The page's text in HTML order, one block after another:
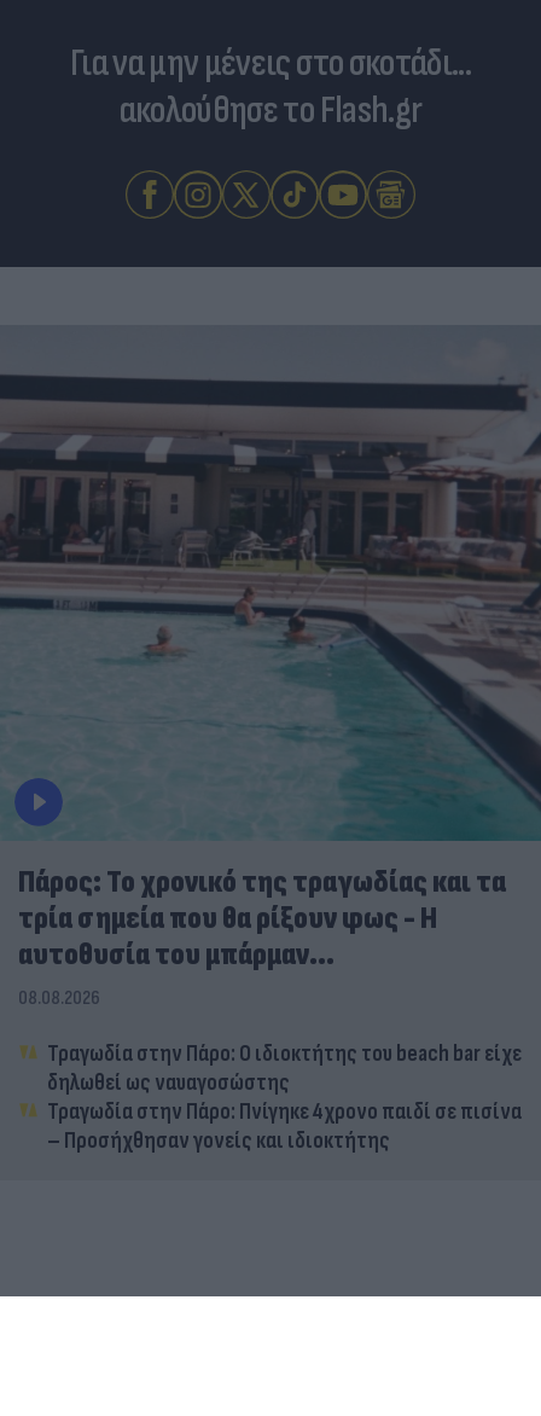
Για να μην μένεις στο σκοτάδι...
ακολούθησε το Flash.gr
Πάρος: Το χρονικό της τραγωδίας και τα
τρία σημεία που θα ρίξουν φως - Η
αυτοθυσία του μπάρμαν...
08.08.2026
Τραγωδία στην Πάρο: Ο ιδιοκτήτης του beach bar είχε
δηλωθεί ως ναυαγοσώστης
Τραγωδία στην Πάρο: Πνίγηκε 4χρονο παιδί σε πισίνα
– Προσήχθησαν γονείς και ιδιοκτήτης